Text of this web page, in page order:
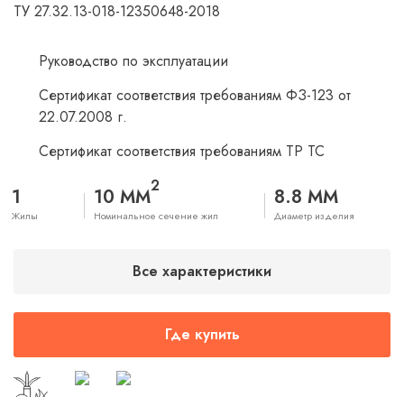
ТУ 27.32.13-018-12350648-2018
Руководство по эксплуатации
Сертификат соответствия требованиям ФЗ-123 от
22.07.2008 г.
Сертификат соответствия требованиям ТР ТС
1
Жилы
10 ММ2
Номинальное сечение жил
8.8 ММ
Диаметр изделия
Все характеристики
Где купить